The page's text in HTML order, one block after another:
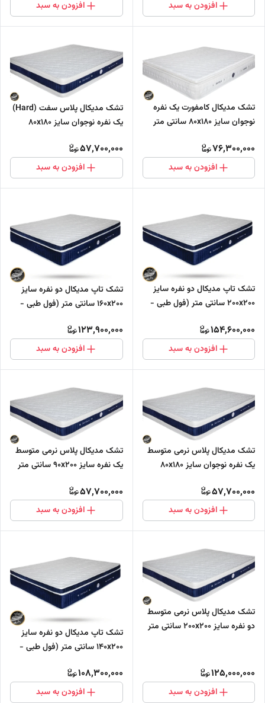
افزودن به سبد افزودن به سبد
تشک مدیکال کامفورت یک نفره
نوجوان سایز 80x180 سانتی متر
76,300,000
افزودن به سبد
تشک مدیکال پلاس سفت (Hard)
یک نفره نوجوان سایز 80x180
طبی - بدون فنر)
57,700,000
افزودن به سبد
تشک تاپ مدیکال دو نفره سایز
200x200 سانتی متر (فول طبی -
154,600,000
افزودن به سبد
تشک تاپ مدیکال دو نفره سایز
160x200 سانتی متر (فول طبی -
123,900,000
افزودن به سبد
تشک مدیکال پلاس نرمی متوسط
یک نفره نوجوان سایز 80x180
طبی - بدون فنر)
57,700,000
افزودن به سبد
تشک مدیکال پلاس نرمی متوسط
یک نفره سایز 90x200 سانتی متر
بدون فنر)
57,700,000
افزودن به سبد
تشک مدیکال پلاس نرمی متوسط
دو نفره سایز 200x200 سانتی متر
125,000,000
افزودن به سبد
تشک تاپ مدیکال دو نفره سایز
140x200 سانتی متر (فول طبی -
108,300,000
افزودن به سبد